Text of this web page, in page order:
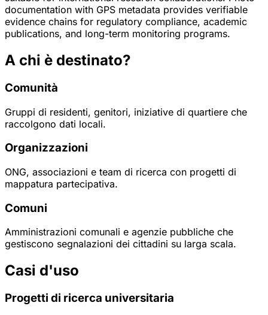
documentation with GPS metadata provides verifiable
evidence chains for regulatory compliance, academic
publications, and long-term monitoring programs.
A chi è destinato?
Comunità
Gruppi di residenti, genitori, iniziative di quartiere che
raccolgono dati locali.
Organizzazioni
ONG, associazioni e team di ricerca con progetti di
mappatura partecipativa.
Comuni
Amministrazioni comunali e agenzie pubbliche che
gestiscono segnalazioni dei cittadini su larga scala.
Casi d'uso
Progetti di ricerca universitaria